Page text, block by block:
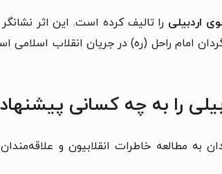
اردبیلی را تالیف کرده است. این اثر
امام راحل (ره) در جریان انقلاب
را به چه کسانی
به مطالعه خاطرات انقلابیون و